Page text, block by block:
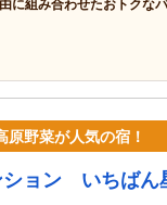
に組み合わせたおトクな
野菜が人気の宿！
ション いちばん